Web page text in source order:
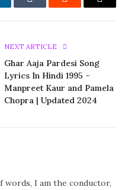
Tumblr Reddit Email
NEXT ARTICLE
Ghar Aaja Pardesi Song
Lyrics In Hindi 1995 –
Manpreet Kaur and Pamela
Chopra | Updated 2024
words, I am the conductor,